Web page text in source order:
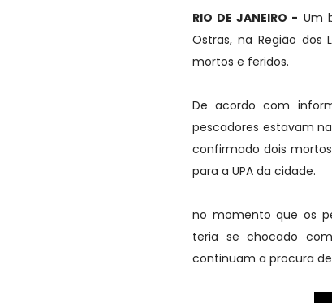
RIO DE JANEIRO - Um
Ostras, na Região dos
mortos e feridos.
De acordo com
pescadores estavam
confirmado dois
para a UPA da cidade.
no momento que os
teria se chocado
continuam a procura